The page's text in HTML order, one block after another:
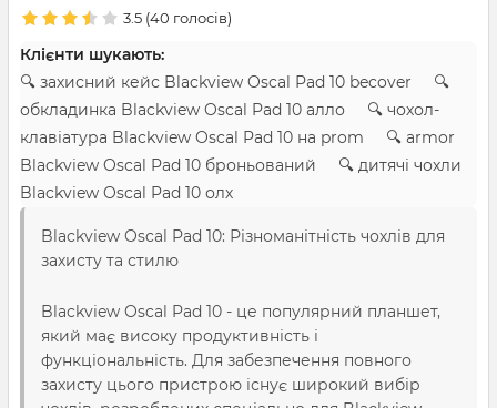
3.5 (40 голосів)
Клієнти шукають:
🔍 захисний кейс Blackview Oscal Pad 10 becover 🔍
обкладинка Blackview Oscal Pad 10 алло 🔍 чохол-
клавіатура Blackview Oscal Pad 10 на prom 🔍 armor
Blackview Oscal Pad 10 броньований 🔍 дитячі чохли
Blackview Oscal Pad 10 олх
Blackview Oscal Pad 10: Різноманітність чохлів для
захисту та стилю
Blackview Oscal Pad 10 - це популярний планшет,
який має високу продуктивність і
функціональність. Для забезпечення повного
захисту цього пристрою існує широкий вибір